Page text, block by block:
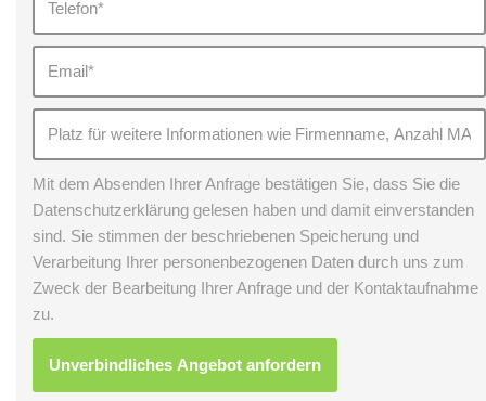
Mit dem Absenden Ihrer Anfrage bestätigen Sie, dass Sie die
Datenschutzerklärung gelesen haben und damit einverstanden
sind. Sie stimmen der beschriebenen Speicherung und
Verarbeitung Ihrer personenbezogenen Daten durch uns zum
Zweck der Bearbeitung Ihrer Anfrage und der Kontaktaufnahme
zu.